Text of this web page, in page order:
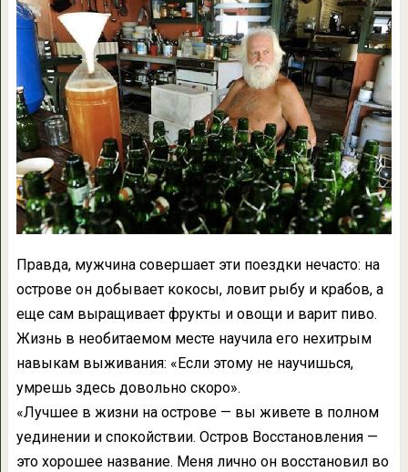
Правда, мужчина совершает эти поездки нечасто: на
острове он добывает кокосы, ловит рыбу и крабов, а
еще сам выращивает фрукты и овощи и варит пиво.
Жизнь в необитаемом месте научила его нехитрым
навыкам выживания: «Если этому не научишься,
умрешь здесь довольно скоро».
«Лучшее в жизни на острове — вы живете в полном
уединении и спокойствии. Остров Восстановления —
это хорошее название. Меня лично он восстановил во